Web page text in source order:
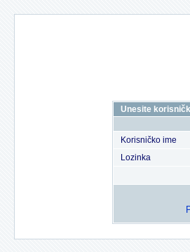
Unesite
Korisničko ime
Lozinka